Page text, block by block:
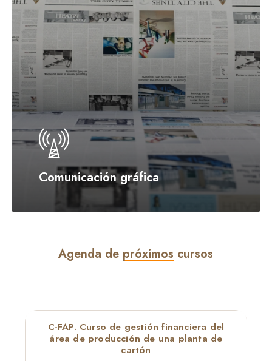
Comunicación gráfica
Agenda de próximos cursos
C-FAP. Curso de gestión financiera del
área de producción de una planta de
cartón